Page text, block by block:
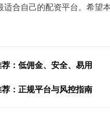
合自己的配资平台。希望
：低佣金、安全、易用
：正规平台与风控指南